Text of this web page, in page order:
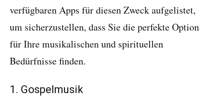
verfügbaren Apps für diesen Zweck aufgelistet,
um sicherzustellen, dass Sie die perfekte Option
für Ihre musikalischen und spirituellen
Bedürfnisse finden.
1. Gospelmusik